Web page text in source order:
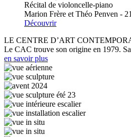
Récital de violoncelle-piano
Marion Frère et Théo Penven -
Découvrir
LE CENTRE D’ART
Le CAC trouve son origine en 1979.
en savoir plus